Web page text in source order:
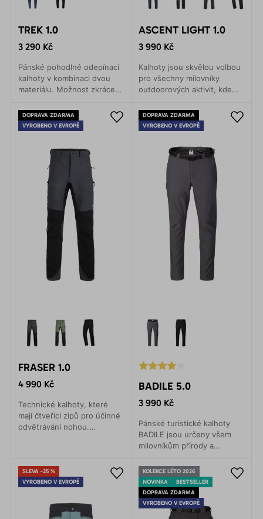
TREK 1.0
3 290 Kč
Pánské pohodlné odepínací
kalhoty v kombinaci dvou
materiálu. Možnost zkrácení
spirálové zipy. Tři praktické
kapsy. Mírně pružný pas
ASCENT LIGHT 1.0
3 990 Kč
Kalhoty jsou skvělou volbou
pro všechny milovníky
outdoorových aktivit, kde
Vysoce kvalitní materiál.
Pohodlný střih. Praktické
DOPRAVA ZDARMA
VYROBENO V EVROPĚ
FRASER 1.0
4 990 Kč
Technické kalhoty, které
mají čtveřici zipů pro účinné
odvětrávání nohou.
DOPRAVA ZDARMA
VYROBENO V EVROPĚ
BADILE 5.0
3 990 Kč
Pánské turistické kalhoty
BADILE jsou určeny všem
milovníkům přírody a
dobrodružství. Moderní
design, funkčnost a pohodlí.
SLEVA -25 %
VYROBENO V EVROPĚ
KOLEKCE LÉTO 2026
NOVINKA
BESTSELLER
DOPRAVA ZDARMA
VYROBENO V EVROPĚ